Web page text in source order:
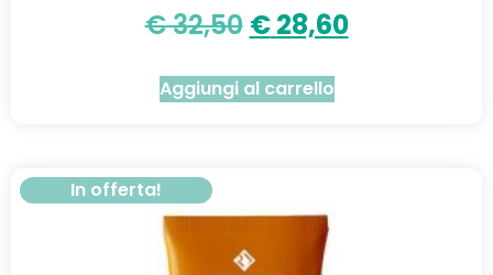
€32,50 €28,60
Aggiungi al carrello
In offerta!